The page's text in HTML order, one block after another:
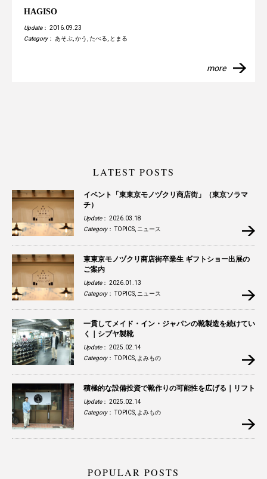
HAGISO
Update： 2016.09.23
Category： あそぶ かう たべる とまる
more
LATEST POSTS
イベント「東東京モノヅクリ商店街」（東京ソラマ
チ）
Update： 2026.03.18
Category：TOPICS ニュース
東東京モノヅクリ商店街卒業生 ギフトショー出展の
ご案内
Update： 2026.01.13
Category：TOPICS ニュース
一貫してメイド・イン・ジャパンの靴製造を続けてい
く｜シブヤ製靴
Update： 2025.02.14
Category：TOPICS よみもの
積極的な設備投資で靴作りの可能性を広げる｜リフト
Update： 2025.02.14
Category：TOPICS よみもの
POPULAR POSTS